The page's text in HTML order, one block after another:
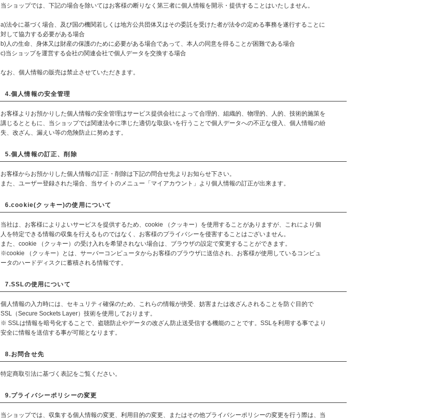
当ショップでは、下記の場合を除いてはお客様の断りなく第三者に個人情報を開示・提供することはいたしません。
a)法令に基づく場合、及び国の機関若しくは地方公共団体又はその委託を受けた者が法令の定める事務を遂行することに
対して協力する必要がある場合
b)人の生命、身体又は財産の保護のために必要がある場合であって、本人の同意を得ることが困難である場合
c)当ショップを運営する会社の関連会社で個人データを交換する場合
なお、個人情報の販売は禁止させていただきます。
4.個人情報の安全管理
お客様よりお預かりした個人情報の安全管理はサービス提供会社によって合理的、組織的、物理的、人的、技術的施策を
講じるとともに、当ショップでは関連法令に準じた適切な取扱いを行うことで個人データへの不正な侵入、個人情報の紛
失、改ざん、漏えい等の危険防止に努めます。
5.個人情報の訂正、削除
お客様からお預かりした個人情報の訂正・削除は下記の問合せ先よりお知らせ下さい。
また、ユーザー登録された場合、当サイトのメニュー「マイアカウント」より個人情報の訂正が出来ます。
6.cookie(クッキー)の使用について
当社は、お客様によりよいサービスを提供するため、cookie （クッキー）を使用することがありますが、これにより個
人を特定できる情報の収集を行えるものではなく、お客様のプライバシーを侵害することはございません。
また、cookie （クッキー）の受け入れを希望されない場合は、ブラウザの設定で変更することができます。
※cookie （クッキー）とは、サーバーコンピュータからお客様のブラウザに送信され、お客様が使用しているコンピュ
ータのハードディスクに蓄積される情報です。
7.SSLの使用について
個人情報の入力時には、セキュリティ確保のため、これらの情報が傍受、妨害または改ざんされることを防ぐ目的で
SSL（Secure Sockets Layer）技術を使用しております。
※ SSLは情報を暗号化することで、盗聴防止やデータの改ざん防止送受信する機能のことです。SSLを利用する事でより
安全に情報を送信する事が可能となります。
8.お問合せ先
特定商取引法に基づく表記をご覧ください。
9.プライバシーポリシーの変更
当ショップでは、収集する個人情報の変更、利用目的の変更、またはその他プライバシーポリシーの変更を行う際は、当